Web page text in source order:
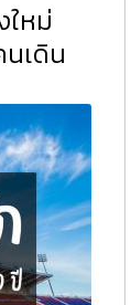
ใหม่
เดิน